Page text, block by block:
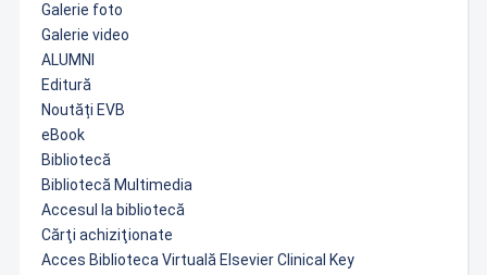
Galerie foto
Galerie video
ALUMNI
Editură
Noutăți EVB
eBook
Bibliotecă
Bibliotecă Multimedia
Accesul la bibliotecă
Cărţi achiziţionate
Acces Biblioteca Virtuală Elsevier Clinical Key